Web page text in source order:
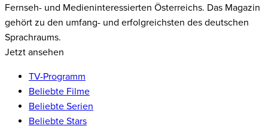
Fernseh- und Medieninteressierten Österreichs. Das Magazin
gehört zu den umfang- und erfolgreichsten des deutschen
Sprachraums.
Jetzt ansehen
TV-Programm
Beliebte Filme
Beliebte Serien
Beliebte Stars